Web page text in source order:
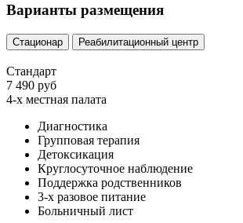
Варианты размещения
Стационар Реабилитационный центр
Стандарт
7 490 руб
4-х местная палата
Диагностика
Групповая терапия
Детоксикация
Круглосуточное наблюдение
Поддержка родственников
3-х разовое питание
Больничный лист